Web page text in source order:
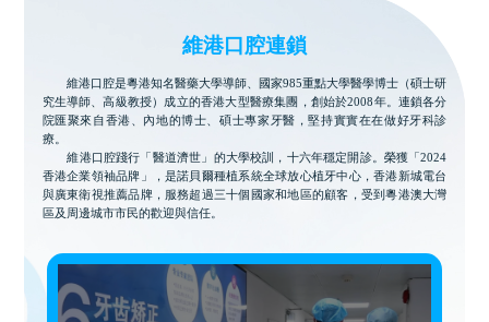
維港口腔連鎖
維港口腔是粵港知名醫藥大學導師、國家985重點大學醫學博士（碩士研
究生導師、高級教授）成立的香港大型醫療集團，創始於2008年。連鎖各分
院匯聚來自香港、內地的博士、碩士專家牙醫，堅持實實在在做好牙科診
療。
維港口腔踐行「醫道濟世」的大學校訓，十六年穩定開診。榮獲「2024
香港企業領袖品牌」，是諾貝爾種植系統全球放心植牙中心，香港新城電台
與廣東衛視推薦品牌，服務超過三十個國家和地區的顧客，受到粵港澳大灣
區及周邊城市市民的歡迎與信任。